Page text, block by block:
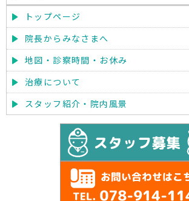
トップページ
院長からみなさまへ
地図・診察時間・お休み
治療について
スタッフ紹介・院内風景